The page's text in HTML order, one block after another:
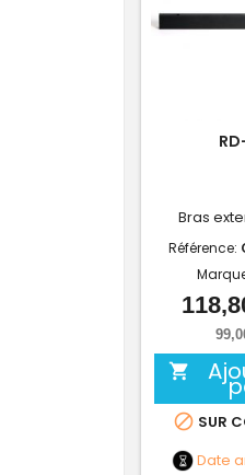
Bras
Référence:

 SUR
Date